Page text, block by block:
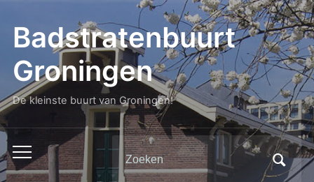
Badstratenbuurt
Groningen
De kleinste buurt van Groningen!
Toggle
mobiel
Zoeken
naar: